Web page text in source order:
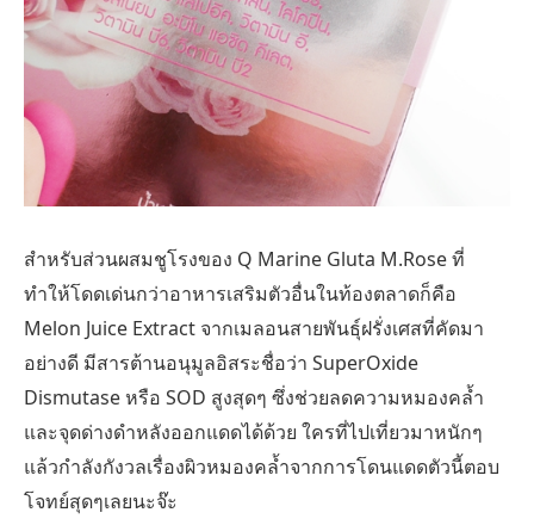
สำหรับส่วนผสมชูโรงของ Q Marine Gluta M.Rose ที่
ทำให้โดดเด่นกว่าอาหารเสริมตัวอื่นในท้องตลาดก็คือ
Melon Juice Extract จากเมลอนสายพันธุ์ฝรั่งเศสที่คัดมา
อย่างดี มีสารต้านอนุมูลอิสระชื่อว่า SuperOxide
Dismutase หรือ SOD สูงสุดๆ ซึ่งช่วยลดความหมองคล้ำ
และจุดด่างดำหลังออกแดดได้ด้วย ใครที่ไปเที่ยวมาหนักๆ
แล้วกำลังกังวลเรื่องผิวหมองคล้ำจากการโดนแดดตัวนี้ตอบ
โจทย์สุดๆเลยนะจ๊ะ